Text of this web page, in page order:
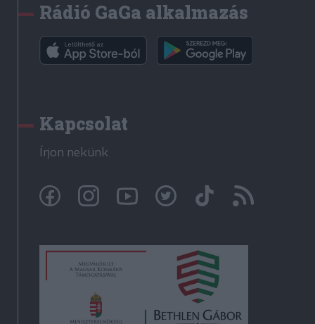
Rádió GaGa alkalmazás
Kapcsolat
Írjon nekünk